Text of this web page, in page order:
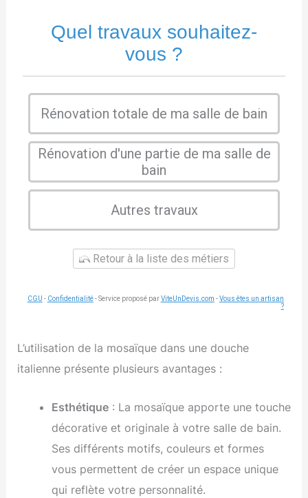
Quel travaux souhaitez-
vous ?
Rénovation totale de ma salle de bain
Rénovation d'une partie de ma salle de
bain
Autres travaux
Retour à la liste des métiers
CGU - Confidentialité- Service proposé parViteUnDevis.com -Vous êtes un artisan
?
L’utilisation de la mosaïque dans une douche
italienne présente plusieurs avantages :
Esthétique: La mosaïque apporte une touche
décorative et originale à votre salle de bain.
Ses différents motifs, couleurs et formes
vous permettent de créer un espace unique
qui reflète votre personnalité.